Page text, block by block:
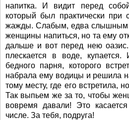
напитка. И видит перед
который был практически при
жажды. Слабым, едва слышным
женщины напиться, но та ему
дальше и вот перед нею
плескается в воде,
бедного парня, которого
набрала ему водицы и решила
тому месту, где его встретила,
Так выпьем же за то, чтобы
вовремя давали! Это
числе. За тебя, подруга!